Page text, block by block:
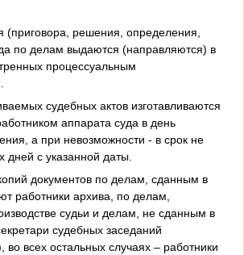
решения, определения,
по делам выдаются (направляются) в
процессуальным
судебных актов изготавливаются
аппарата суда в день
а при невозможности - в срок не
дней с указанной даты.
документов по делам, сданным в
работники архива, по делам,
судьи и делам, не сданным в
судебных заседаний
всех остальных случаях – работники